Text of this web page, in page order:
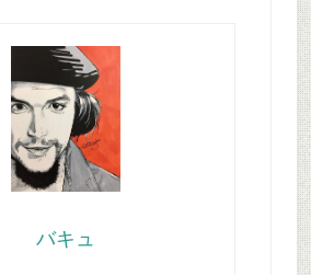
バキュ